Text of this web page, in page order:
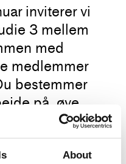
About
inviterer vi
3 mellem
med
medlemmer
bestemmer
på, øve
vil bruge